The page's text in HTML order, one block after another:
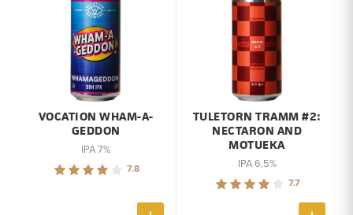
VOCATION WHAM-A-
GEDDON
IPA 7%
7.8
TULETORN TRAMM #2:
NECTARON AND
MOTUEKA
IPA 6,5%
7.7